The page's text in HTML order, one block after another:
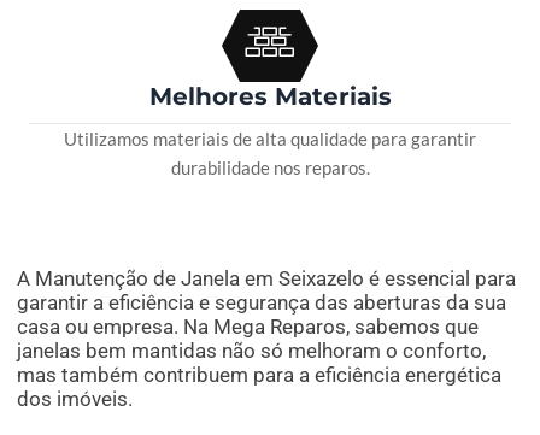
Melhores Materiais
Utilizamos materiais de alta qualidade para garantir
durabilidade nos reparos.
A Manutenção de Janela em Seixazelo é essencial para
garantir a eficiência e segurança das aberturas da sua
casa ou empresa. Na Mega Reparos, sabemos que
janelas bem mantidas não só melhoram o conforto,
mas também contribuem para a eficiência energética
dos imóveis.